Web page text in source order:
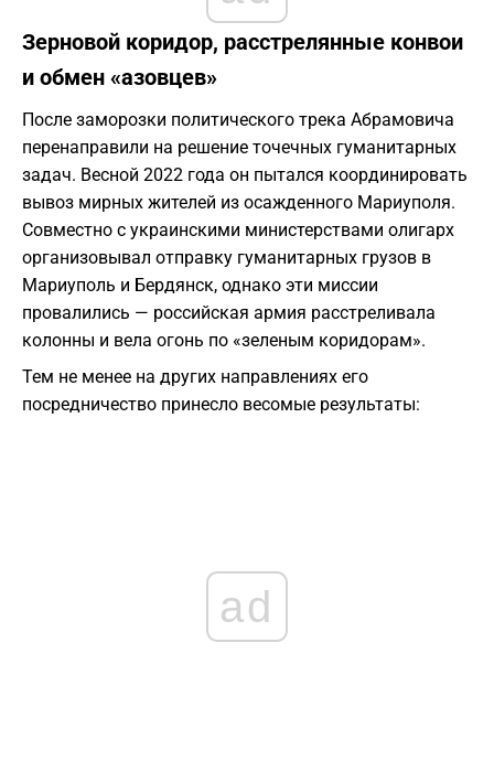
Зерновой коридор, расстрелянные конвои
и обмен «азовцев»
После заморозки политического трека Абрамовича
перенаправили на решение точечных гуманитарных
задач. Весной 2022 года он пытался координировать
вывоз мирных жителей из осажденного Мариуполя.
Совместно с украинскими министерствами олигарх
организовывал отправку гуманитарных грузов в
Мариуполь и Бердянск, однако эти миссии
провалились — российская армия расстреливала
колонны и вела огонь по «зеленым коридорам».
Тем не менее на других направлениях его
посредничество принесло весомые результаты:
ad